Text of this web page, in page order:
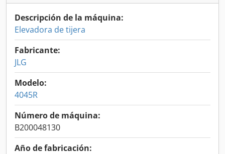
Descripción de la máquina:
Elevadora de tijera
Fabricante:
JLG
Modelo:
4045R
Número de máquina:
B200048130
Año de fabricación: